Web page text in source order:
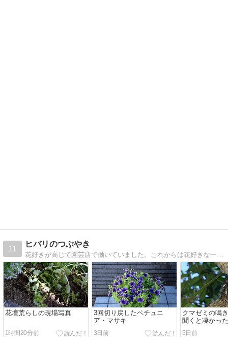
11
ヒバリのつぶやき
花好きが高じて園芸店で働いていました。これからは花好きな一人の人間としてブログを綴って行こうと思います。
花壇荒らしの現場写真
1時間20分前
3回切り戻したペチュニ
ア・マサキ
3日前
クマゼミの鳴
聞くと凄かった
5日前